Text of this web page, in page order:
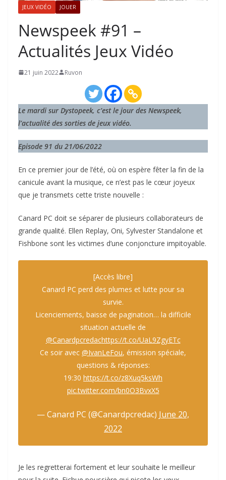
JEUX VIDÉO JOUER
Newspeek #91 –
Actualités Jeux Vidéo
21 juin 2022 Ruvon
Le mardi sur Dystopeek, c’est le jour des Newspeek,
l’actualité des sorties de jeux vidéo.
Episode 91 du 21/06/2022
En ce premier jour de l’été, où on espère fêter la fin de la
canicule avant la musique, ce n’est pas le cœur joyeux
que je transmets cette triste nouvelle :
Canard PC doit se séparer de plusieurs collaborateurs de
grande qualité. Ellen Replay, Oni, Sylvester Standalone et
Fishbone sont les victimes d’une conjoncture impitoyable.
[Accès libre]
Canard PC perd des plumes et lutte pour sa
survie.
Licenciements, baisse de pagination… la difficile
situation actuelle de
@Canardpcredachttps://t.co/UaL9ZgyETc
Ce soir avec @IvanLeFou, émission spéciale,
questions & réponses:
19:30 https://t.co/z8Xuq5ksWh
pic.twitter.com/bn0O3BvxX5
— Canard PC (@Canardpcredac) June 20,
2022
Je les regretterai fortement et leur souhaite le meilleur